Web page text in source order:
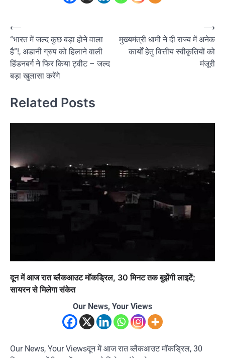
Post
navigation
⟵
“भारत में जल्द कुछ बड़ा होने वाला
है”!, अडानी ग्रुप को हिलाने वाली
हिंडनबर्ग ने फिर किया ट्वीट – जल्द
बड़ा खुलासा करेंगे
मुख्यमंत्री धामी ने दी राज्य में अनेक
कार्यों हेतु वित्तीय स्वीकृतियों को
मंजूरी
⟶
Related Posts
दून में आज रात ब्लैकआउट मॉकड्रिल, 30 मिनट तक बुझेंगी लाइटें;
सायरन से मिलेगा संकेत
Our News, Your Views
Our News, Your Viewsदून में आज रात ब्लैकआउट मॉकड्रिल, 30